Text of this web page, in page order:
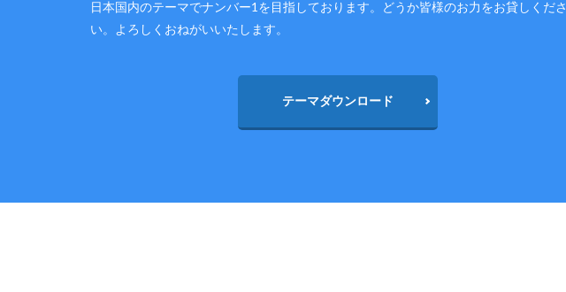
日本国内のテーマでナンバー1を目指しております。どうか皆様のお力をお貸しくださ
い。よろしくおねがいいたします。
テーマダウンロード